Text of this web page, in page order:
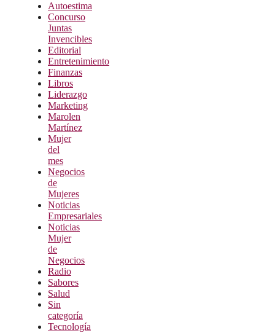
Autoestima
Concurso
Juntas
Invencibles
Editorial
Entretenimiento
Finanzas
Libros
Liderazgo
Marketing
Marolen
Martínez
Mujer
del
mes
Negocios
de
Mujeres
Noticias
Empresariales
Noticias
Mujer
de
Negocios
Radio
Sabores
Salud
Sin
categoría
Tecnología